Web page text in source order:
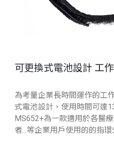
可更換式電池設計 工
為考量企業長時間運作的工
式電池設計，使用時間可達
MS652+為一款適用於各醫
者...等企業用戶使用的的指環